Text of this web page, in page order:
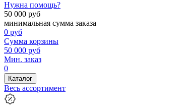
Нужна помощь?
50 000 руб
минимальная сумма заказа
0 руб
Сумма корзины
50 000 руб
Мин. заказ
0
Каталог
Весь ассортимент